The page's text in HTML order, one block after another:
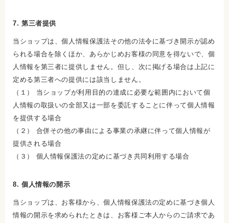
7. 第三者提供
当ショップは、個人情報保護法その他の法令に基づき開示が認め
られる場合を除くほか、あらかじめお客様の同意を得ないで、個
人情報を第三者に提供しません。但し、次に掲げる場合は上記に
定める第三者への提供には該当しません。
（１） 当ショップが利用目的の達成に必要な範囲内において個
人情報の取扱いの全部又は一部を委託することに伴って個人情報
を提供する場合
（２） 合併その他の事由による事業の承継に伴って個人情報が
提供される場合
（３） 個人情報保護法の定めに基づき共同利用する場合
8. 個人情報の開示
当ショップは、お客様から、個人情報保護法の定めに基づき個人
情報の開示を求められたときは、お客様ご本人からのご請求であ